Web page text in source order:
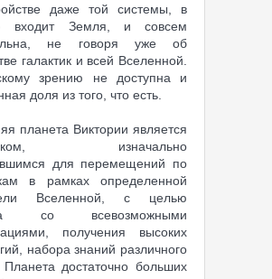
даже той системы, в
входит Земля, и совсем
не говоря уже об
галактик и всей Вселенной.
зрению не доступна и
доля из того, что есть.
планета Виктории является
изначально
для перемещений по
в рамках определенной
Вселенной, с целью
со всевозможными
получения высоких
набора знаний различного
Планета достаточно больших